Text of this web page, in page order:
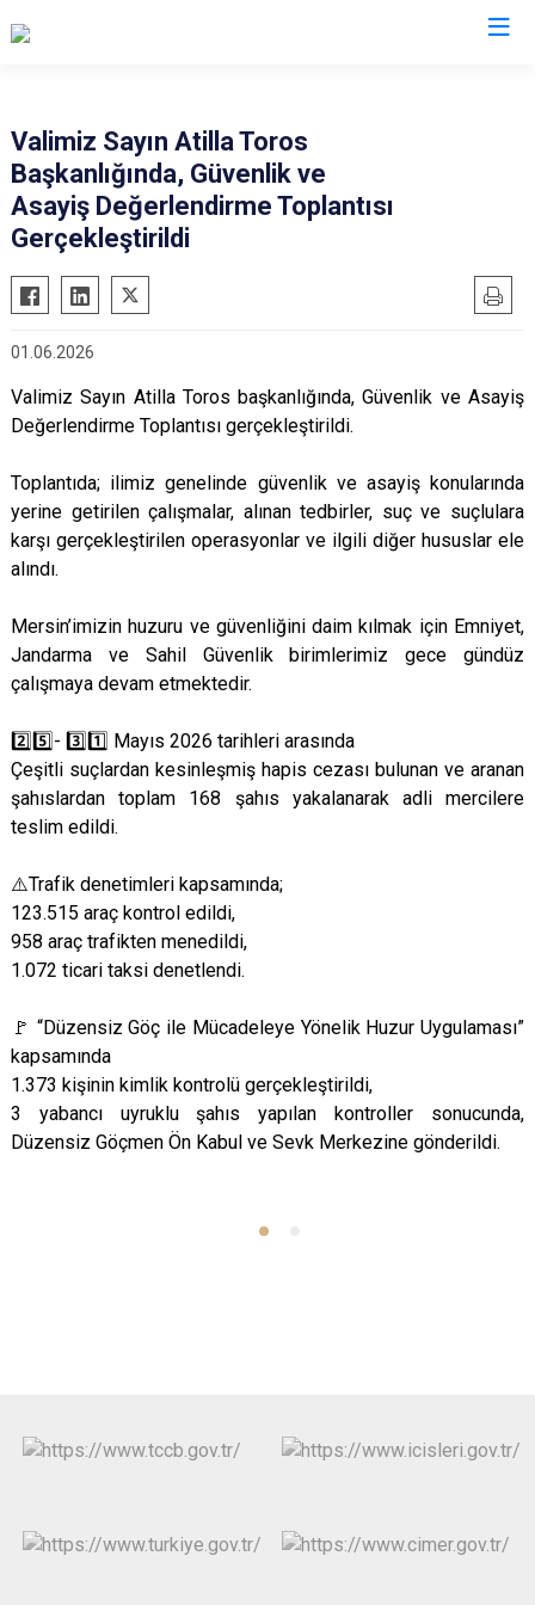
Valimiz Sayın Atilla Toros
Başkanlığında, Güvenlik ve
Asayiş Değerlendirme Toplantısı
Gerçekleştirildi
01.06.2026
Valimiz Sayın Atilla Toros başkanlığında, Güvenlik ve Asayiş
Değerlendirme Toplantısı gerçekleştirildi.
Toplantıda; ilimiz genelinde güvenlik ve asayiş konularında
yerine getirilen çalışmalar, alınan tedbirler, suç ve suçlulara
karşı gerçekleştirilen operasyonlar ve ilgili diğer hususlar ele
alındı.
Mersin’imizin huzuru ve güvenliğini daim kılmak için Emniyet,
Jandarma ve Sahil Güvenlik birimlerimiz gece gündüz
çalışmaya devam etmektedir.
2️⃣5️⃣- 3️⃣1️⃣ Mayıs 2026 tarihleri arasında
Çeşitli suçlardan kesinleşmiş hapis cezası bulunan ve aranan
şahıslardan toplam 168 şahıs yakalanarak adli mercilere
teslim edildi.
⚠️Trafik denetimleri kapsamında;
123.515 araç kontrol edildi,
958 araç trafikten menedildi,
1.072 ticari taksi denetlendi.
🚩 “Düzensiz Göç ile Mücadeleye Yönelik Huzur Uygulaması”
kapsamında
1.373 kişinin kimlik kontrolü gerçekleştirildi,
3 yabancı uyruklu şahıs yapılan kontroller sonucunda,
Düzensiz Göçmen Ön Kabul ve Sevk Merkezine gönderildi.